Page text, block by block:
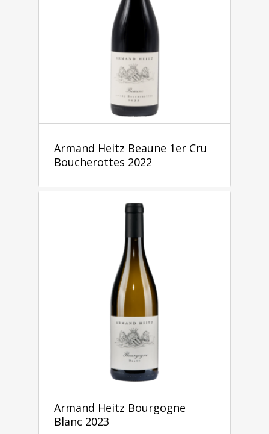
Armand Heitz Beaune 1er Cru
Boucherottes 2022
Armand Heitz Bourgogne
Blanc 2023